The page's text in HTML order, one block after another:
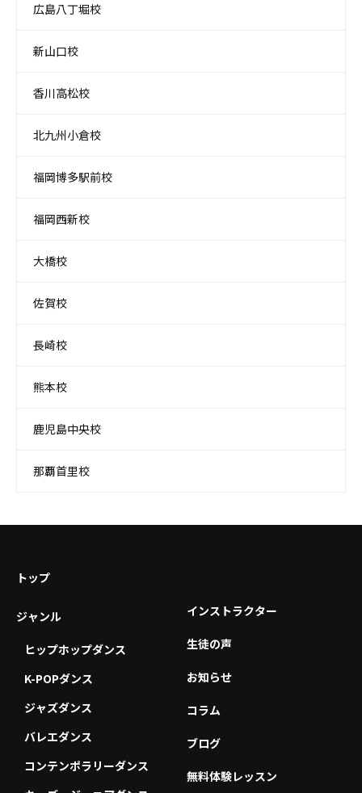
広島八丁堀校
新山口校
香川高松校
北九州小倉校
福岡博多駅前校
福岡西新校
大橋校
佐賀校
長崎校
熊本校
鹿児島中央校
那覇首里校
トップ
ジャンル
ヒップホップダンス
K-POPダンス
ジャズダンス
バレエダンス
コンテンポラリーダンス
インストラクター
生徒の声
お知らせ
コラム
ブログ
無料体験レッスン